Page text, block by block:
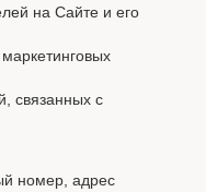
на Сайте и его
связанных с
номер, адрес